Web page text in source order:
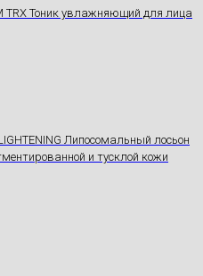
TRX Тоник увлажняющий для лица
Липосомальный лосьон
и тусклой кожи